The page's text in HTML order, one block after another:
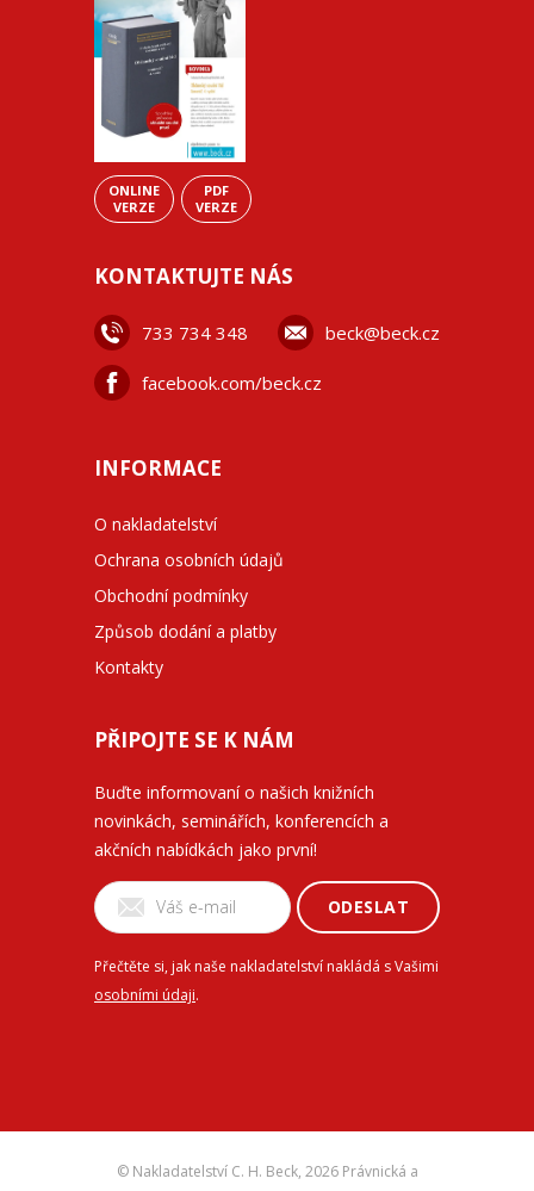
ONLINE
VERZE
PDF
VERZE
KONTAKTUJTE NÁS
733 734 348 beck@beck.cz
facebook.com/beck.cz
INFORMACE
O nakladatelství
Ochrana osobních údajů
Obchodní podmínky
Způsob dodání a platby
Kontakty
PŘIPOJTE SE K NÁM
Buďte informovaní o našich knižních
novinkách, seminářích, konferencích a
akčních nabídkách jako první!
ODESLAT
Přečtěte si, jak naše nakladatelství nakládá s Vašimi
osobními údaji.
© Nakladatelství C. H. Beck, 2026 Právnická a